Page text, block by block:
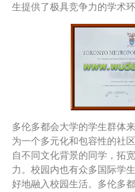
生提供了极具竞争力的学术环
多伦多都会大学的学生群体
为一个多元化和包容性的社
自不同文化背景的同学，拓
力。校园内也有众多国际学
好地融入校园生活。多伦多